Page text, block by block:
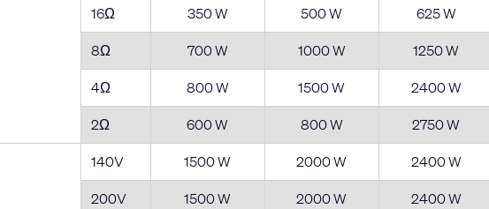
16Ω
350 W 500 W
625 W
8Ω
700 W 1000 W
1250 W
4Ω
800 W 1500 W
2400 W
2Ω
600 W 800 W 2750 W
140V 1500 W 2000 W
2400 W
200V
1500 W 2000 W
2400 W